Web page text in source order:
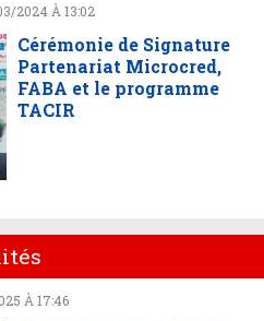
2024 À 13:02
Cérémonie de Signature
Partenariat Microcred,
FABA et le programme
TACIR
À 17:46